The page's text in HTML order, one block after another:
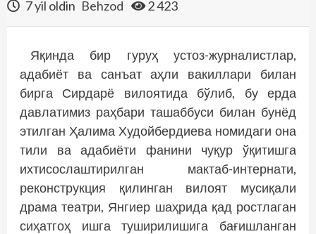
7 yil oldin Behzod 2 423
Яқинда бир гуруҳ устоз-журналистлар,
адабиёт ва санъат аҳли вакиллари билан
бирга Сирдарё вилоятида бўлиб, бу ерда
давлатимиз раҳбари ташаббуси билан бунёд
этилган Ҳалима Худойбердиева номидаги она
тили ва адабиёти фанини чуқур ўқитишга
ихтисослаштирилган мактаб-интернати,
реконструкция қилинган вилоят мусиқали
драма театри, Янгиер шаҳрида қад ростлаган
сиҳатгоҳ ишга туширилишига бағишланган